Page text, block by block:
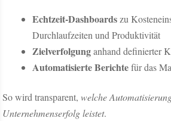
Echtzeit-Dashboards zu
Durchlaufzeiten und Produktivität
Zielverfolgunganhand definierter
Automatisierte Berichtefür das
So wird transparent,welche
Unternehmenserfolg leistet.